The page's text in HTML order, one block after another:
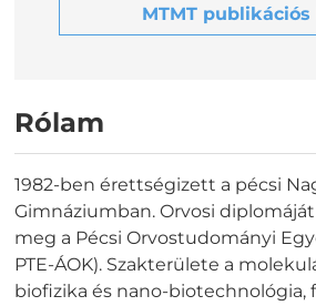
MTMT
Rólam
1982-ben érettségizett a pécsi
Gimnáziumban. Orvosi
meg a Pécsi Orvostudományi
PTE-ÁOK). Szakterülete a
biofizika és nano-biotechnológia,